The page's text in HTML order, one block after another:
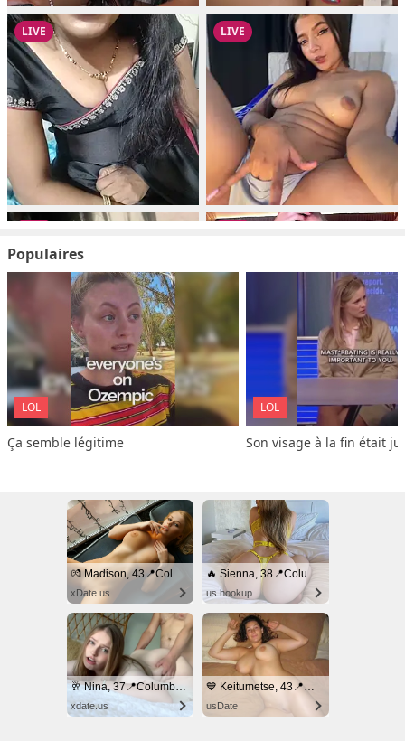
Populaires
LOL
Ça semble légitime
LOL
Son visage à la fin était